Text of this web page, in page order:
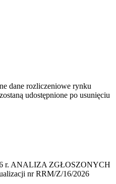
dane rozliczeniowe rynku
udostępnione po usunięciu
r. ANALIZA ZGŁOSZONYCH
nr RRM/Z/16/2026